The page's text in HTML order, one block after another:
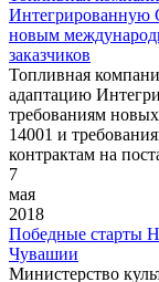
Интегрированную
новым
заказчиков
Топливная
адаптацию
требованиям
14001 и
контрактам на
7
мая
2018
Победные старты
Чувашии
Министерство